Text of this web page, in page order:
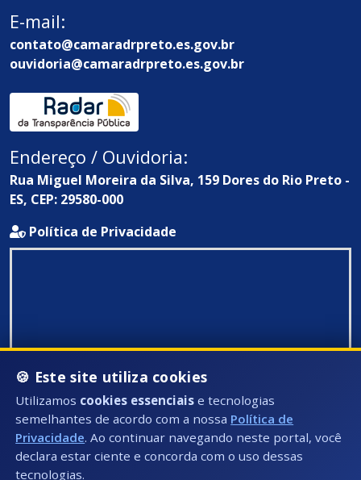
E-mail:
contato@camaradrpreto.es.gov.br
ouvidoria@camaradrpreto.es.gov.br
Endereço / Ouvidoria:
Rua Miguel Moreira da Silva, 159 Dores do Rio Preto -
ES, CEP: 29580-000
Política de Privacidade
🍪 Este site utiliza cookies
Utilizamos cookies essenciais e tecnologias
semelhantes de acordo com a nossa Política de
Privacidade. Ao continuar navegando neste portal, você
declara estar ciente e concorda com o uso dessas
tecnologias.